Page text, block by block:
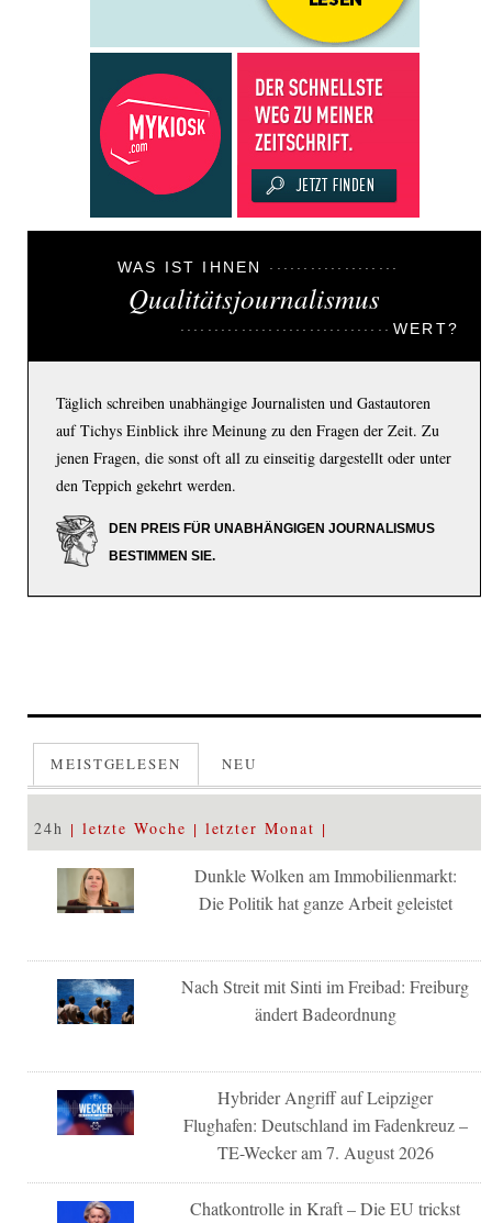
WAS IST IHNEN
Qualitätsjournalismus
WERT?
Täglich schreiben unabhängige Journalisten und Gastautoren
auf Tichys Einblick ihre Meinung zu den Fragen der Zeit. Zu
jenen Fragen, die sonst oft all zu einseitig dargestellt oder unter
den Teppich gekehrt werden.
DEN PREIS FÜR UNABHÄNGIGEN JOURNALISMUS
BESTIMMEN SIE.
MEISTGELESEN NEU
24h letzte Woche letzter Monat
Dunkle Wolken am Immobilienmarkt:
Die Politik hat ganze Arbeit geleistet
Nach Streit mit Sinti im Freibad: Freiburg
ändert Badeordnung
Hybrider Angriff auf Leipziger
Flughafen: Deutschland im Fadenkreuz –
TE-Wecker am 7. August 2026
Chatkontrolle in Kraft – Die EU trickst